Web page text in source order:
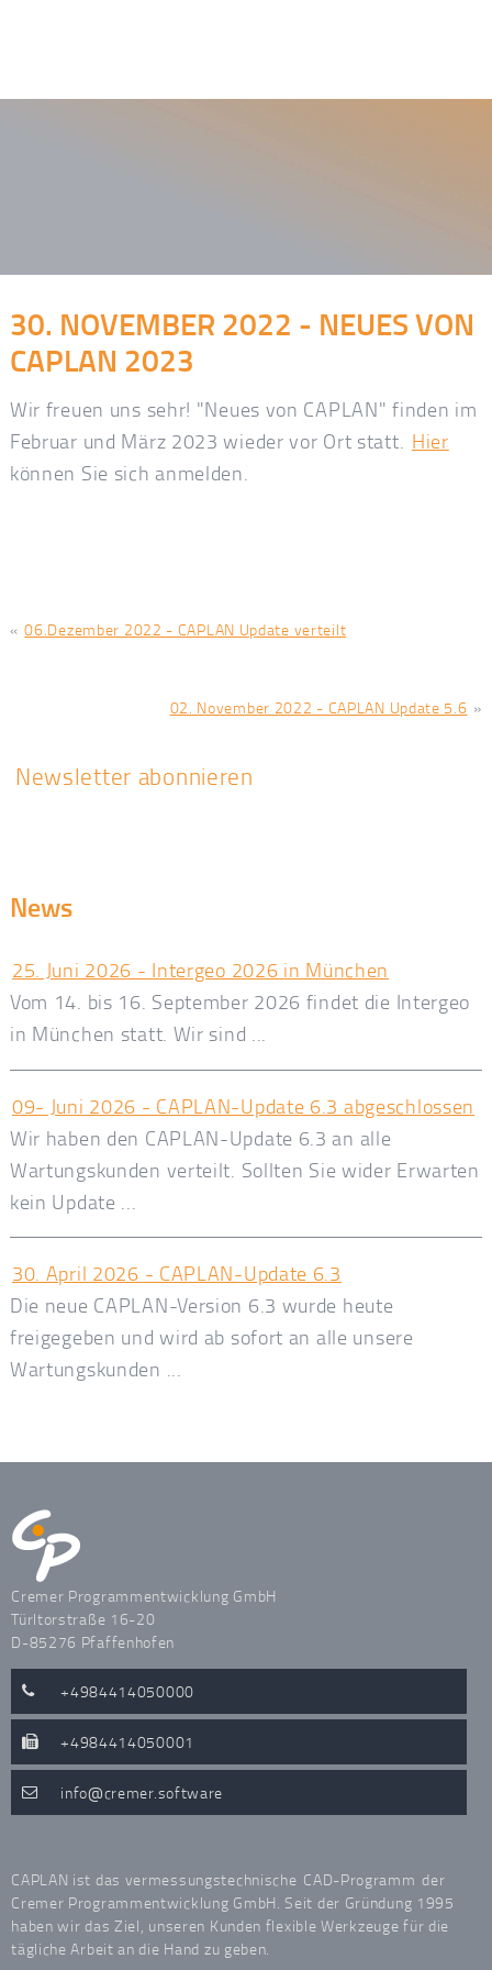
30. NOVEMBER 2022 - NEUES VON
CAPLAN 2023
Wir freuen uns sehr! "Neues von CAPLAN" finden im
Februar und März 2023 wieder vor Ort statt. Hier
können Sie sich anmelden.
« 06.Dezember 2022 - CAPLAN Update verteilt
02. November 2022 - CAPLAN Update 5.6 »
Newsletter abonnieren
News
25. Juni 2026 - Intergeo 2026 in München
Vom 14. bis 16. September 2026 findet die Intergeo
in München statt. Wir sind ...
09- Juni 2026 - CAPLAN-Update 6.3 abgeschlossen
Wir haben den CAPLAN-Update 6.3 an alle
Wartungskunden verteilt. Sollten Sie wider Erwarten
kein Update ...
30. April 2026 - CAPLAN-Update 6.3
Die neue CAPLAN-Version 6.3 wurde heute
freigegeben und wird ab sofort an alle unsere
Wartungskunden ...
Cremer Programmentwicklung GmbH
Türltorstraße 16-20
D-85276 Pfaffenhofen
+4984414050000
+4984414050001
info cremer.software
CAPLAN ist das vermessungstechnische CAD-Programm der
Cremer Programmentwicklung GmbH. Seit der Gründung 1995
haben wir das Ziel, unseren Kunden flexible Werkzeuge für die
tägliche Arbeit an die Hand zu geben.